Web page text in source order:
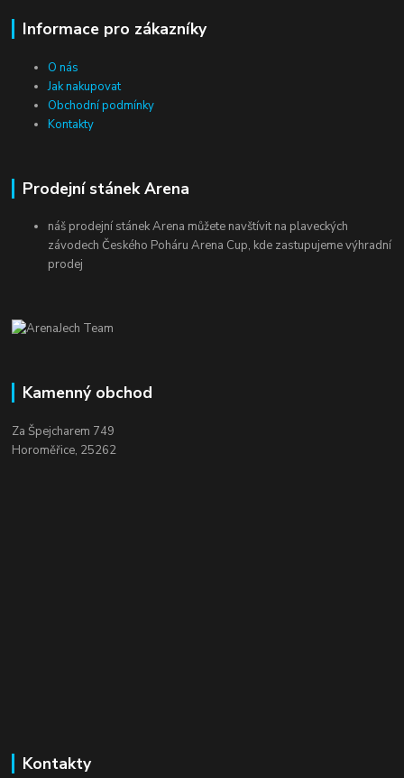
Informace pro zákazníky
O nás
Jak nakupovat
Obchodní podmínky
Kontakty
Prodejní stánek Arena
náš prodejní stánek Arena můžete navštívit na plaveckých
závodech Českého Poháru Arena Cup, kde zastupujeme výhradní
prodej
Kamenný obchod
Za Špejcharem 749
Horoměřice, 25262
Kontakty